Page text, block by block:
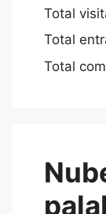
Total
Total
Total